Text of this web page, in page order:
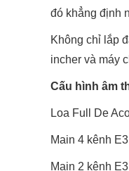
đó khẳng định
Không chỉ lắp
incher và máy
Cấu hình âm
Loa Full De
Main 4 kênh
Main 2 kênh